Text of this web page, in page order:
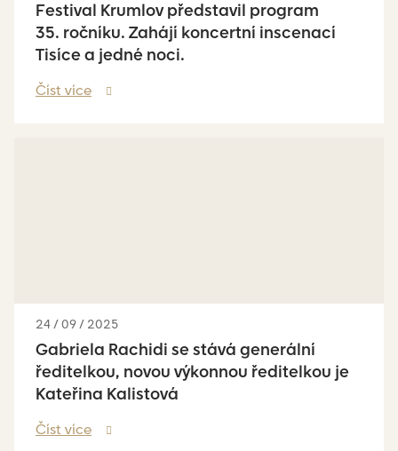
Festival Krumlov představil program
35. ročníku. Zahájí koncertní inscenací
Tisíce a jedné noci.
Číst více
Gabriela Rachidi se stává generální
ředitelkou, novou výkonnou ředitelkou je
Kateřina Kalistová
24 / 09 / 2025
Číst více